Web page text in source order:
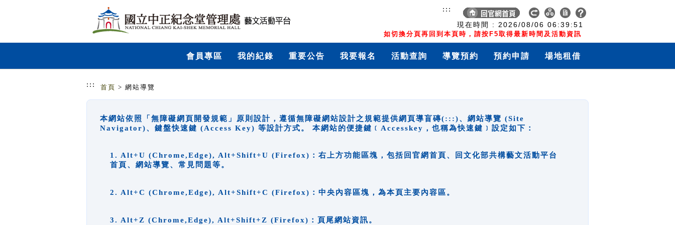
現在時間 : 2026/08/06 06:39:52
如切換分頁再回到本頁時，請按F5取得最新時間及活動資訊
:::
會員專區 我的紀錄 重要公告 我要報名 活動查詢 導覽預約 預約申請 場地租借
::: 首頁 > 網站導覽
本網站依照「無障礙網頁開發規範」原則設計，遵循無障礙網站設計之規範提供網頁導盲磚(:::)、網站導覽 (Site
Navigator)、鍵盤快速鍵 (Access Key) 等設計方式。 本網站的便捷鍵﹝Accesskey，也稱為快速鍵﹞設定如下：
1. Alt+U (Chrome,Edge), Alt+Shift+U (Firefox)：右上方功能區塊，包括回官網首頁、回文化部共構藝文活動平台
首頁、網站導覽、常見問題等。
2. Alt+C (Chrome,Edge), Alt+Shift+C (Firefox)：中央內容區塊，為本頁主要內容區。
3. Alt+Z (Chrome,Edge), Alt+Shift+Z (Firefox)：頁尾網站資訊。